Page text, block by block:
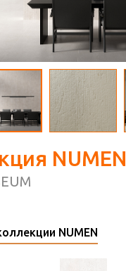
NUMEN
NUMEN